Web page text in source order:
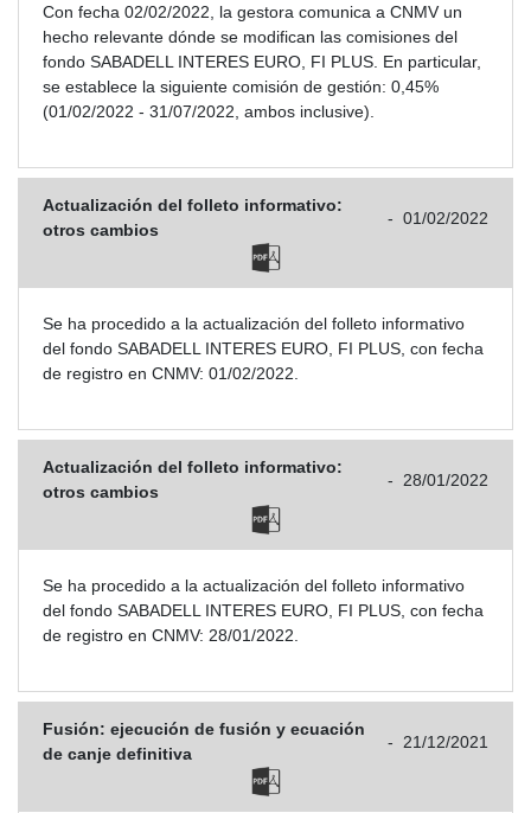
Con fecha 02/02/2022, la gestora comunica a CNMV un
hecho relevante dónde se modifican las comisiones del
fondo SABADELL INTERES EURO, FI PLUS. En particular,
se establece la siguiente comisión de gestión: 0,45%
(01/02/2022 - 31/07/2022, ambos inclusive).
Actualización del folleto informativo:
otros cambios
- 01/02/2022
Se ha procedido a la actualización del folleto informativo
del fondo SABADELL INTERES EURO, FI PLUS, con fecha
de registro en CNMV: 01/02/2022.
Actualización del folleto informativo:
otros cambios
- 28/01/2022
Se ha procedido a la actualización del folleto informativo
del fondo SABADELL INTERES EURO, FI PLUS, con fecha
de registro en CNMV: 28/01/2022.
Fusión: ejecución de fusión y ecuación
de canje definitiva
- 21/12/2021